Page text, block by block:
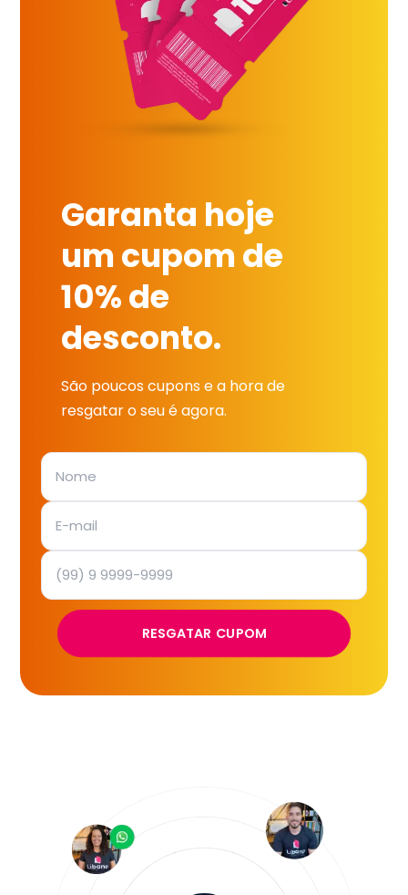
Garanta hoje
um cupom de
10% de
desconto.
São poucos cupons e a hora de
resgatar o seu é agora.
RESGATAR CUPOM